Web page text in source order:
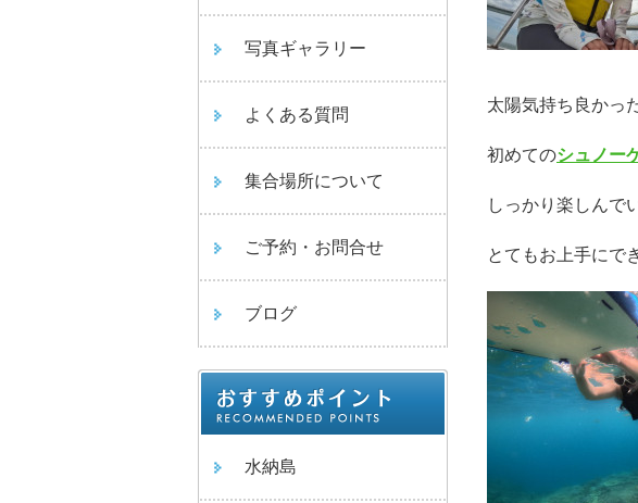
写真ギャラリー
よくある質問
集合場所について
ご予約・お問合せ
ブログ
水納島
太陽気持ち良かっ
初めてのシュノー
しっかり楽しんで
とてもお上手にで